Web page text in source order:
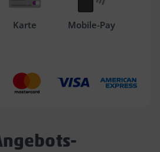
Karte Mobile-Pay